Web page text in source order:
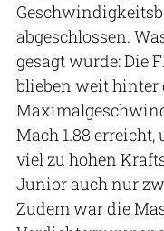
abgeschlossen.
gesagt wurde: Die
blieben weit hinter
Mach 1.88
viel zu hohen
Junior auch nur
Zudem war die